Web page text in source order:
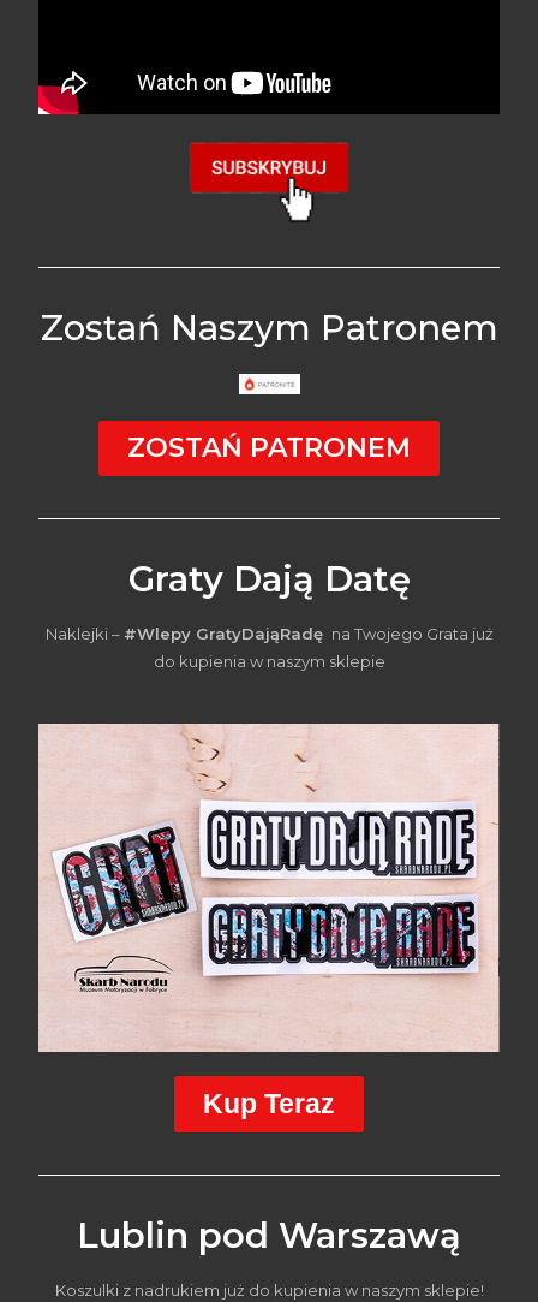
Zostań Naszym Patronem
ZOSTAŃ PATRONEM
Graty Dają Datę
Naklejki – #Wlepy GratyDająRadę na Twojego Grata już
do kupienia w naszym sklepie
Kup Teraz
Lublin pod Warszawą
Koszulki z nadrukiem już do kupienia w naszym sklepie!